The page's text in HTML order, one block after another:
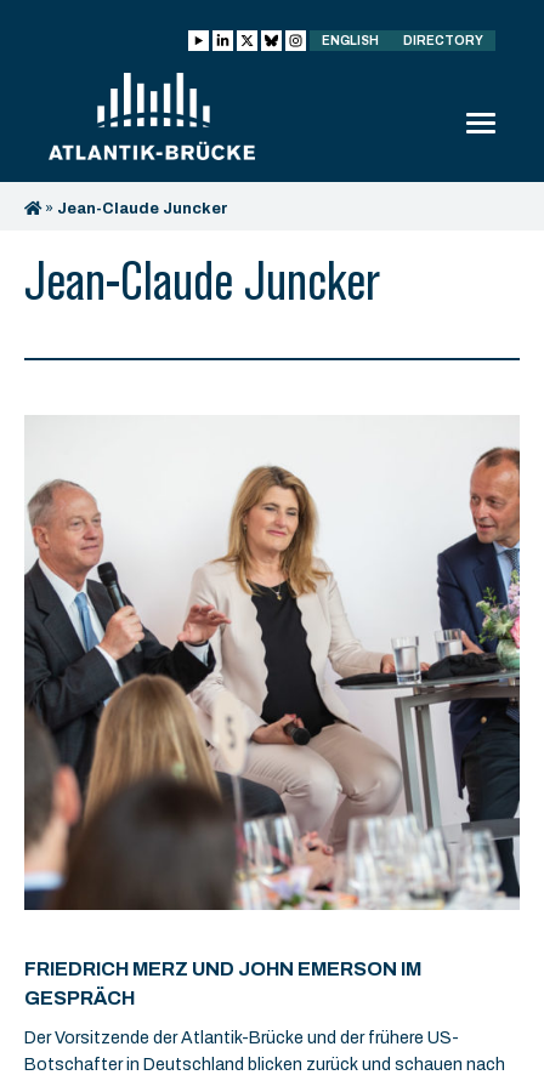
ENGLISH DIRECTORY
» Jean-Claude Juncker
Jean-Claude Juncker
FRIEDRICH MERZ UND JOHN EMERSON IM
GESPRÄCH
Der Vorsitzende der Atlantik-Brücke und der frühere US-
Botschafter in Deutschland blicken zurück und schauen nach